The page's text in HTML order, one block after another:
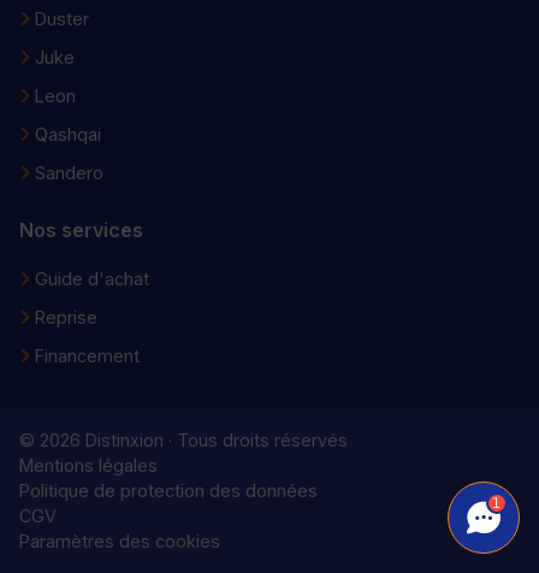
Duster
Juke
Leon
Qashqai
Sandero
Nos services
Guide d'achat
Reprise
Financement
© 2026 Distinxion · Tous droits réservés
Mentions légales
Politique de protection des données
CGV
Paramètres des cookies
1